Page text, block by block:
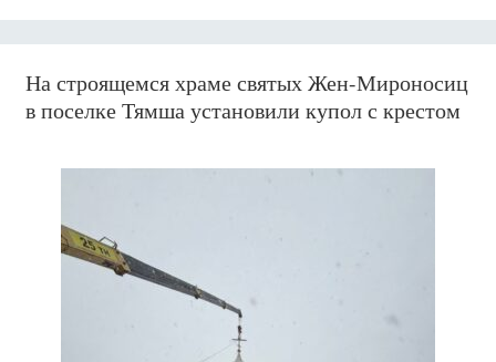
На строящемся храме святых Жен-Мироносиц
в поселке Тямша установили купол с крестом